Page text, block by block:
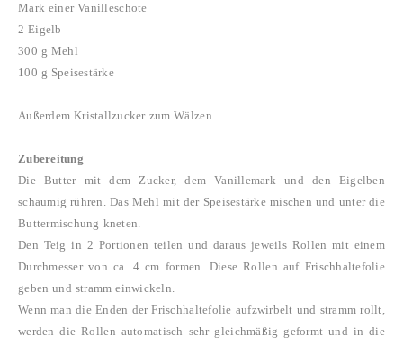
Mark einer Vanilleschote
2 Eigelb
300 g Mehl
100 g Speisestärke
Außerdem Kristallzucker zum Wälzen
Zubereitung
Die Butter mit dem Zucker, dem Vanillemark und den Eigelben
schaumig rühren. Das Mehl mit der Speisestärke mischen und unter die
Buttermischung kneten.
Den Teig in 2 Portionen teilen und daraus jeweils Rollen mit einem
Durchmesser von ca. 4 cm formen. Diese Rollen auf Frischhaltefolie
geben und stramm einwickeln.
Wenn man die Enden der Frischhaltefolie aufzwirbelt und stramm rollt,
werden die Rollen automatisch sehr gleichmäßig geformt und in die